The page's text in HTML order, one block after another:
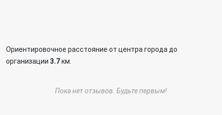
Ориентировочное расстояние от центра города до
организации 3.7км.
Пока нет отзывов. Будьте первым!